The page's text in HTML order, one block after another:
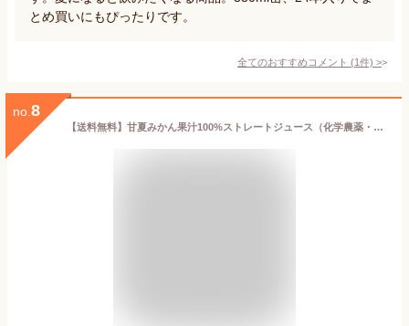
とめ買いにもぴったりです。
全てのおすすめコメント (1件) >
no. 8
【送料無料】甘夏みかん果汁100%ストレートジュース（化学農薬・化学肥料不使用 有機甘夏）甘夏屋 平山農園 [1000ml]三重県産《常温便》